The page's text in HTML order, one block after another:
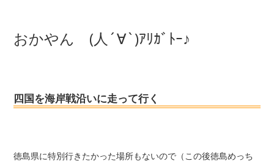
おかやん (人´∀`)ｱﾘｶﾞﾄｰ♪
四国を海岸戦沿いに走って行く
徳島県に特別行きたかった場所もないので（この後徳島めっち